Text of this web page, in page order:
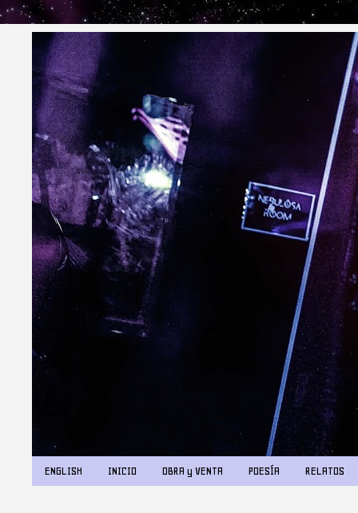
ENGLISH INICIO OBRA y VENTA POESÍA RELATOS